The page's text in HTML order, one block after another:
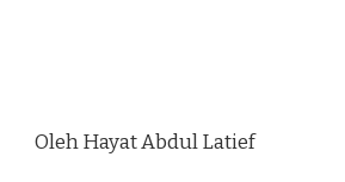
Oleh Hayat Abdul Latief